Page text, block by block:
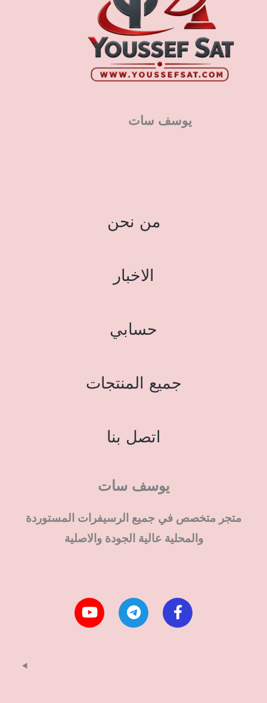
يوسف سات
من نحن
الاخبار
حسابي
جميع المنتجات
اتصل بنا
يوسف سات
متجر متخصص في جميع الرسيفرات المستوردة
والمحلية عالية الجودة والاصلية